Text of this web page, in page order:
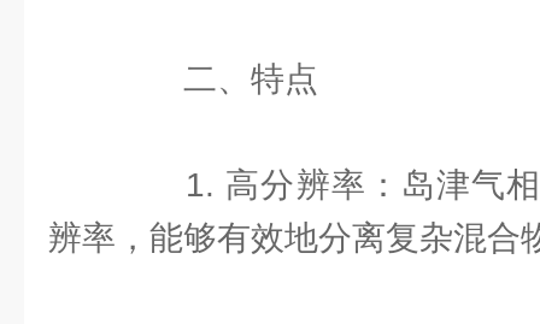
二、特点
1. 高分辨率：岛津气相
辨率，能够有效地分离复杂混合